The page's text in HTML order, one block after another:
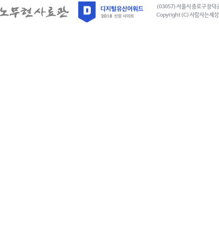
(03057) 서울시 종로구 창덕
Copyright (C) 사람사는세